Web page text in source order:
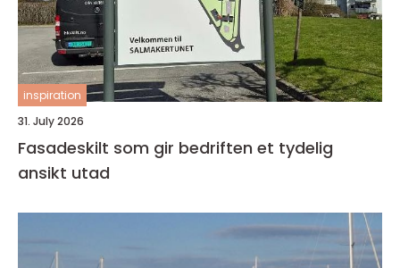
inspiration
31. July 2026
Fasadeskilt som gir bedriften et tydelig
ansikt utad